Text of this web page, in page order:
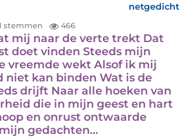
netgedicht
stemmen 466
mij naar de verte trekt Dat
doet vinden Steeds mijn
vreemde wekt Alsof ik mij
niet kan binden Wat is de
drijft Naar alle hoeken van
die in mijn geest en hart
en onrust ontwaarde
gedachten…